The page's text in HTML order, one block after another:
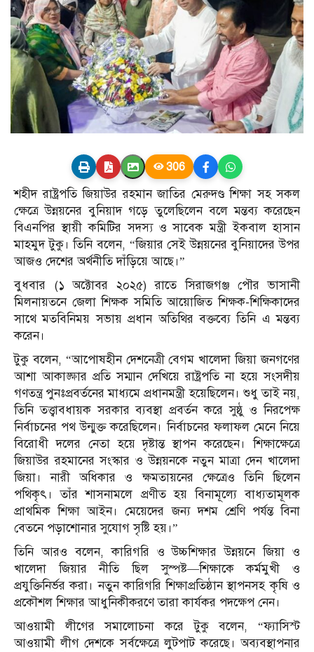
306
শহীদ রাষ্ট্রপতি জিয়াউর রহমান জাতির মেরুদণ্ড শিক্ষা সহ সকল
ক্ষেত্রে উন্নয়নের বুনিয়াদ গড়ে তুলেছিলেন বলে মন্তব্য করেছেন
বিএনপির স্থায়ী কমিটির সদস্য ও সাবেক মন্ত্রী ইকবাল হাসান
মাহমুদ টুকু। তিনি বলেন, “জিয়ার সেই উন্নয়নের বুনিয়াদের উপর
আজও দেশের অর্থনীতি দাঁড়িয়ে আছে।”
বুধবার (১ অক্টোবর ২০২৫) রাতে সিরাজগঞ্জ পৌর ভাসানী
মিলনায়তনে জেলা শিক্ষক সমিতি আয়োজিত শিক্ষক-শিক্ষিকাদের
সাথে মতবিনিময় সভায় প্রধান অতিথির বক্তব্যে তিনি এ মন্তব্য
করেন।
টুকু বলেন, “আপোষহীন দেশনেত্রী বেগম খালেদা জিয়া জনগণের
আশা আকাঙ্ক্ষার প্রতি সম্মান দেখিয়ে রাষ্ট্রপতি না হয়ে সংসদীয়
গণতন্ত্র পুনঃপ্রবর্তনের মাধ্যমে প্রধানমন্ত্রী হয়েছিলেন। শুধু তাই নয়,
তিনি তত্ত্বাবধায়ক সরকার ব্যবস্থা প্রবর্তন করে সুষ্ঠু ও নিরপেক্ষ
নির্বাচনের পথ উন্মুক্ত করেছিলেন। নির্বাচনের ফলাফল মেনে নিয়ে
বিরোধী দলের নেতা হয়ে দৃষ্টান্ত স্থাপন করেছেন। শিক্ষাক্ষেত্রে
জিয়াউর রহমানের সংস্কার ও উন্নয়নকে নতুন মাত্রা দেন খালেদা
জিয়া। নারী অধিকার ও ক্ষমতায়নের ক্ষেত্রেও তিনি ছিলেন
পথিকৃৎ। তাঁর শাসনামলে প্রণীত হয় বিনামূল্যে বাধ্যতামূলক
প্রাথমিক শিক্ষা আইন। মেয়েদের জন্য দশম শ্রেণি পর্যন্ত বিনা
বেতনে পড়াশোনার সুযোগ সৃষ্টি হয়।”
তিনি আরও বলেন, কারিগরি ও উচ্চশিক্ষার উন্নয়নে জিয়া ও
খালেদা জিয়ার নীতি ছিল সুস্পষ্ট—শিক্ষাকে কর্মমুখী ও
প্রযুক্তিনির্ভর করা। নতুন কারিগরি শিক্ষাপ্রতিষ্ঠান স্থাপনসহ কৃষি ও
প্রকৌশল শিক্ষার আধুনিকীকরণে তারা কার্যকর পদক্ষেপ নেন।
আওয়ামী লীগের সমালোচনা করে টুকু বলেন, “ফ্যাসিস্ট
আওয়ামী লীগ দেশকে সর্বক্ষেত্রে লুটপাট করেছে। অব্যবস্থাপনার